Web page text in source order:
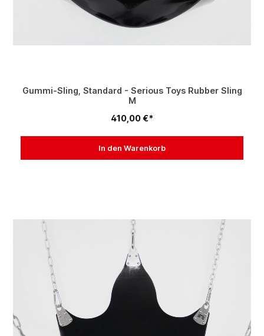
Gummi-Sling, Standard - Serious Toys Rubber Sling
M
410,00 €*
In den Warenkorb